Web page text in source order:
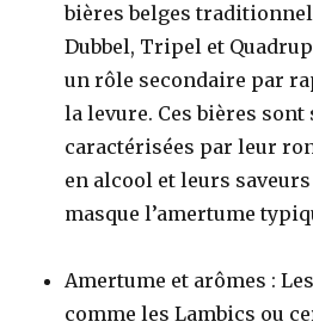
bières belges
Dubbel, Tripel et
un rôle secondaire par
la levure. Ces bières sont
caractérisées par leur
en alcool et leurs
masque l’amertume
Amertume et arômes :
comme les Lambics ou